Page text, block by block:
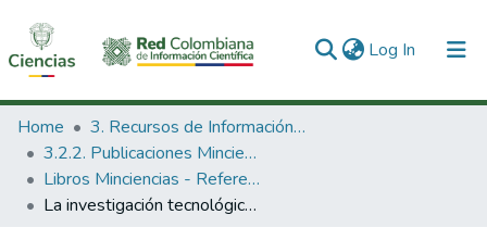
Log In (current)
Communities & Collections
All of DSpace
Statistics
Home
3. Recursos de Información Científica y Tecnológica
3.2.2. Publicaciones Minciencias
Libros Minciencias - Referenciales
La investigación tecnológica en el Peru.